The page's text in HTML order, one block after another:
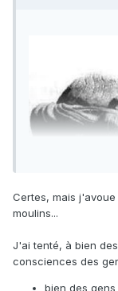
Certes, mais
moulins...
J'ai tenté, à bien
consciences des
bien des